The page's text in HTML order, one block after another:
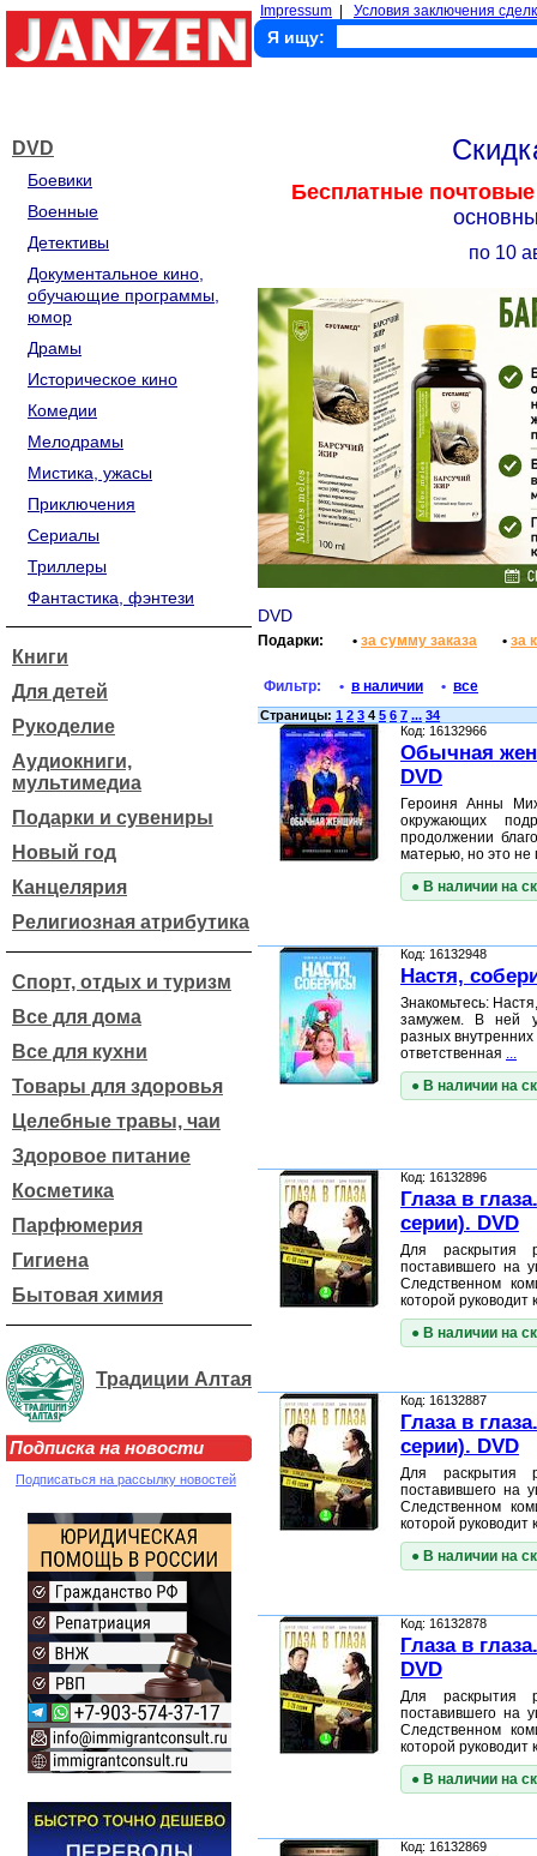
Impressum Условия заключения
Я ищу:
DVD
Боевики
Военные
Детективы
Документальное кино,
обучающие программы,
юмор
Драмы
Историческое кино
Комедии
Мелодрамы
Мистика, ужасы
Приключения
Сериалы
Триллеры
Фантастика, фэнтези
Книги
Для детей
Рукоделие
Аудиокниги,
мультимедиа
Подарки и сувениры
Новый год
Канцелярия
Религиозная атрибутика
Спорт, отдых и туризм
Все для дома
Все для кухни
Товары для здоровья
Целебные травы, чаи
Здоровое питание
Косметика
Парфюмерия
Гигиена
Бытовая химия
Традиции Алтая
Подписка на новости
Подписаться на рассылку новостей
Бесплатные
по 10
DVD
Подарки: • за сумму заказа • за
Фильтр: • в наличии • все
Страницы: 1 2 3 4 5 6 7 ... 34
Код: 16132966
Обычная
DVD
Героиня Анны
окружающих
продолжении
матерью, но это
● В наличии на
Код: 16132948
Настя,
Знакомьтесь:
замужем. В ней
разных
ответственная ...
● В наличии на
Код: 16132896
Глаза в
серии). DVD
Для раскрытия
поставившего на
Следственном
которой руководит
● В наличии на
Код: 16132887
Глаза в
серии). DVD
Для раскрытия
поставившего на
Следственном
которой руководит
● В наличии на
Код: 16132878
Глаза в
DVD
Для раскрытия
поставившего на
Следственном
которой руководит
● В наличии на
Код: 16132869